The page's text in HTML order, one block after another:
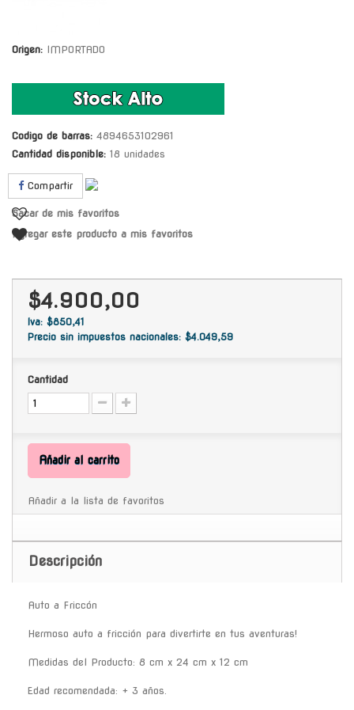
Origen: IMPORTADO
Codigo de barras: 4894653102961
Cantidad disponible: 18 unidades
Compartir
Sacar de mis favoritos
Agregar este producto a mis favoritos
$4.900,00
Iva: $850,41
Precio sin impuestos nacionales: $4.049,59
Cantidad
Añadir al carrito
Añadir a la lista de favoritos
Descripción
Auto a Friccón
Hermoso auto a fricción para divertirte en tus aventuras!
Medidas del Producto: 8 cm x 24 cm x 12 cm
Edad recomendada: + 3 años.